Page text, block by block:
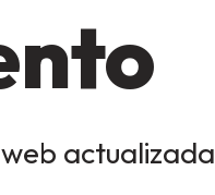
actualizada